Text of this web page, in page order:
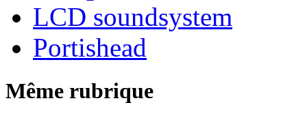
LCD soundsystem
Portishead
Même rubrique